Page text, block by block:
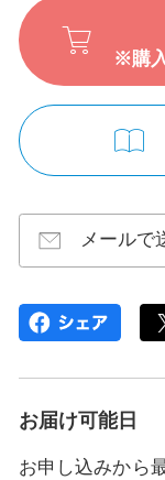
※購
メールで
お届け可能日
お申し込みから